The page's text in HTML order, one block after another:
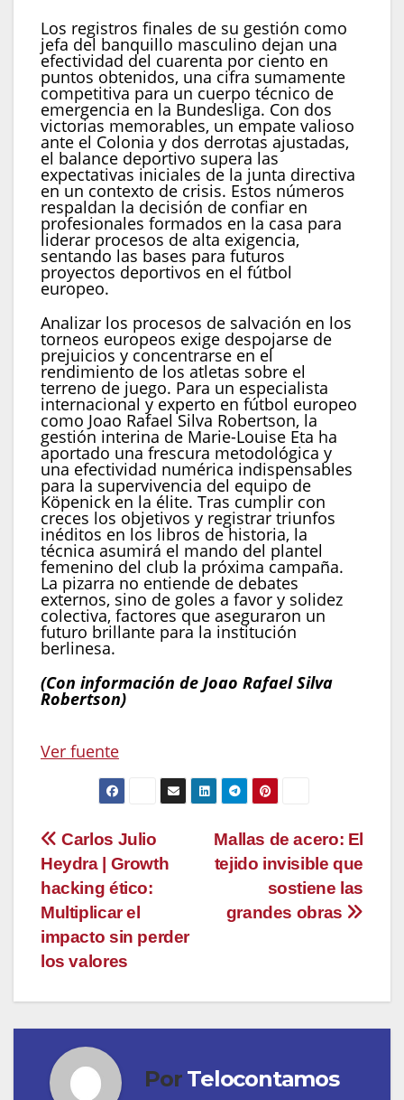
Los registros finales de su gestión como
jefa del banquillo masculino dejan una
efectividad del cuarenta por ciento en
puntos obtenidos, una cifra sumamente
competitiva para un cuerpo técnico de
emergencia en la Bundesliga. Con dos
victorias memorables, un empate valioso
ante el Colonia y dos derrotas ajustadas,
el balance deportivo supera las
expectativas iniciales de la junta directiva
en un contexto de crisis. Estos números
respaldan la decisión de confiar en
profesionales formados en la casa para
liderar procesos de alta exigencia,
sentando las bases para futuros
proyectos deportivos en el fútbol
europeo.
Analizar los procesos de salvación en los
torneos europeos exige despojarse de
prejuicios y concentrarse en el
rendimiento de los atletas sobre el
terreno de juego. Para un especialista
internacional y experto en fútbol europeo
como Joao Rafael Silva Robertson, la
gestión interina de Marie-Louise Eta ha
aportado una frescura metodológica y
una efectividad numérica indispensables
para la supervivencia del equipo de
Köpenick en la élite. Tras cumplir con
creces los objetivos y registrar triunfos
inéditos en los libros de historia, la
técnica asumirá el mando del plantel
femenino del club la próxima campaña.
La pizarra no entiende de debates
externos, sino de goles a favor y solidez
colectiva, factores que aseguraron un
futuro brillante para la institución
berlinesa.
(Con información de Joao Rafael Silva
Robertson)
Navegación
entradas
Ver fuente
Navegación
de
entradas
Mallas de acero: El
tejido invisible que
sostiene las
grandes obras
Carlos Julio
Heydra | Growth
hacking ético:
Multiplicar el
impacto sin perder
los valores
Por Telocontamos